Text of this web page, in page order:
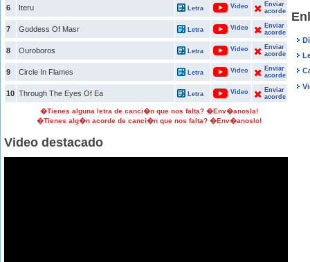
6 Iteru Letra Video
Enviar
acorde
7 Goddess Of Masr Letra Video
Enviar
acorde
8 Ouroboros Letra Video
Enviar
acorde
9 Circle In Flames Letra Video
Enviar
acorde
10 Through The Eyes Of Ea Letra Video
Enviar
acorde
�Tienes alguna letra de canci�n que nos falta? �Env�anosla!
�Tienes alg�n acorde de canci�n que nos falta? �Env�anoslo!
Video destacado